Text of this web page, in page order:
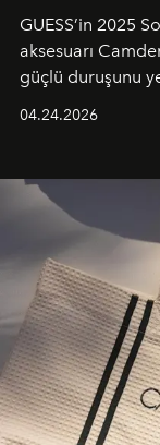
GUESS’in 2025
aksesuarı
güçlü duruşunu
04.24.2026